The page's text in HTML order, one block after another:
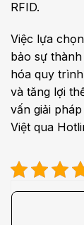
RFID.
Việc lựa
bảo sự
hóa quy
và tăng lợi
vấn giải
Việt qua